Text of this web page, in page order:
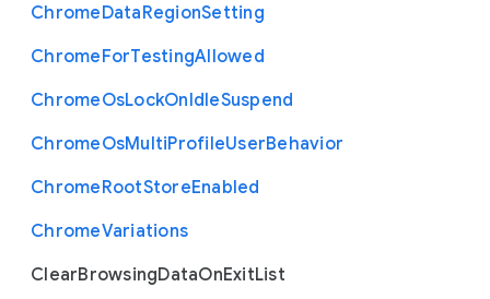
ChromeDataRegionSetting
ChromeForTestingAllowed
ChromeOsLockOnIdleSuspend
ChromeOsMultiProfileUserBehavior
ChromeRootStoreEnabled
ChromeVariations
ClearBrowsingDataOnExitList